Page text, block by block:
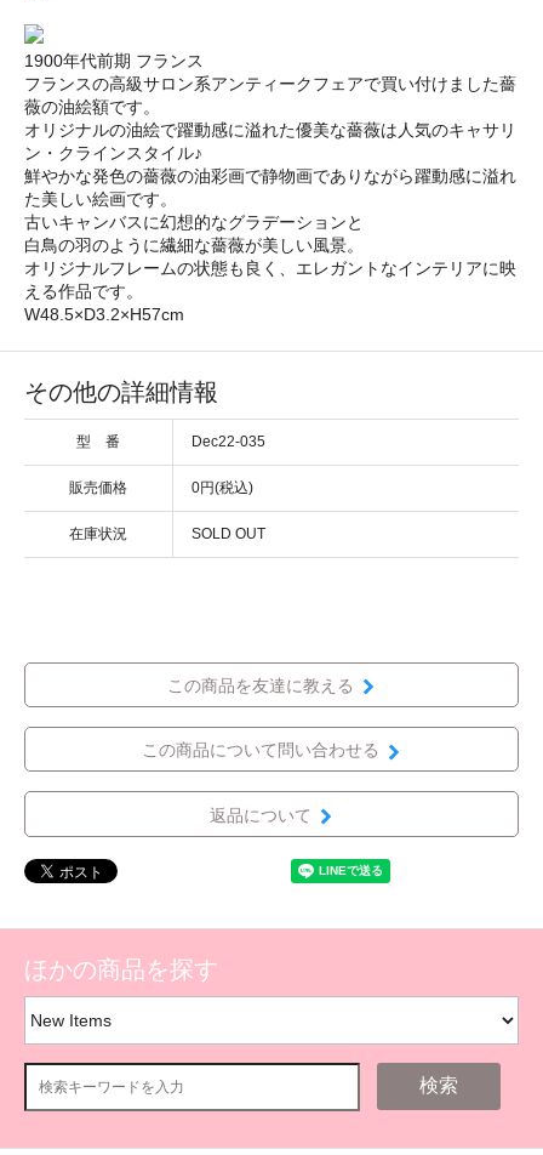
1900年代前期 フランス
フランスの高級サロン系アンティークフェアで買い付けました薔
薇の油絵額です。
オリジナルの油絵で躍動感に溢れた優美な薔薇は人気のキャサリ
ン・クラインスタイル♪
鮮やかな発色の薔薇の油彩画で静物画でありながら躍動感に溢れ
た美しい絵画です。
古いキャンバスに幻想的なグラデーションと
白鳥の羽のように繊細な薔薇が美しい風景。
オリジナルフレームの状態も良く、エレガントなインテリアに映
える作品です。
W48.5×D3.2×H57cm
その他の詳細情報
型 番 Dec22-035
販売価格 0円(税込)
在庫状況 SOLD OUT
この商品を友達に教える
この商品について問い合わせる
返品について
ほかの商品を探す
検索